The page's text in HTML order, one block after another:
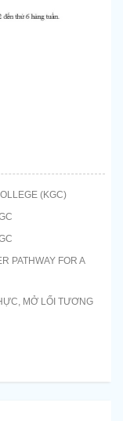
(KGC)
PATHWAY FOR A
MỞ LỐI TƯƠNG